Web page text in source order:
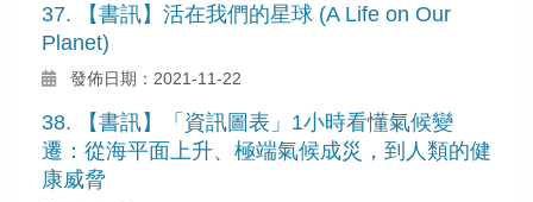
37. 【書訊】活在我們的星球 (A Life on Our
Planet)
發佈日期：2021-11-22
38. 【書訊】「資訊圖表」1小時看懂氣候變
遷：從海平面上升、極端氣候成災，到人類的健
康威脅